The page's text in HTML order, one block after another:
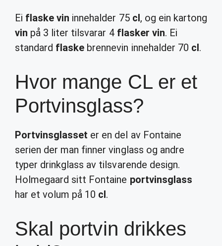
Ei flaske vin innehalder 75 cl, og ein kartong
vin på 3 liter tilsvarar 4 flasker vin. Ei
standard flaske brennevin innehalder 70 cl.
Hvor mange CL er et
Portvinsglass?
Portvinsglasset er en del av Fontaine
serien der man finner vinglass og andre
typer drinkglass av tilsvarende design.
Holmegaard sitt Fontaine portvinsglass
har et volum på 10 cl.
Skal portvin drikkes